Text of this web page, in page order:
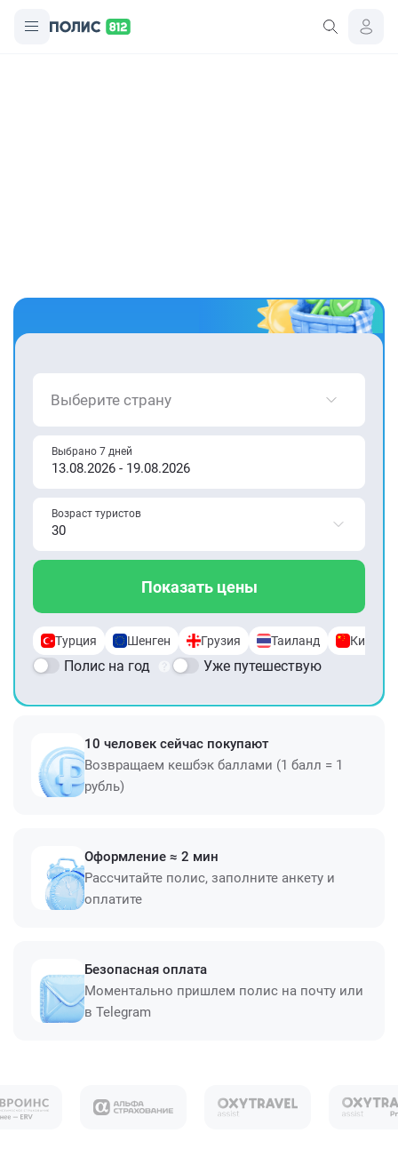
Выберите страну
Выбрано 7 дней
Возраст туристов
Показать цены
Турция Шенген Грузия Таиланд Китай
Полис на год Уже путешествую
10 человек сейчас покупают
Возвращаем кешбэк баллами (1 балл = 1
рубль)
Оформление ≈ 2 мин
Рассчитайте полис, заполните анкету и
оплатите
Безопасная оплата
Моментально пришлем полис на почту или
в Telegram